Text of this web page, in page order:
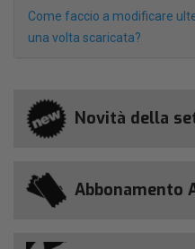
Come faccio a modificare
una volta scaricata?
Novità della
Abbonamento